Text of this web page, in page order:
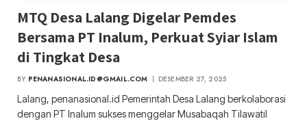
MTQ Desa Lalang Digelar Pemdes
Bersama PT Inalum, Perkuat Syiar Islam
di Tingkat Desa
BY PENANASIONAL.ID@GMAIL.COM DESEMBER 27, 2025
Lalang, penanasional.id Pemerintah Desa Lalang berkolaborasi
dengan PT Inalum sukses menggelar Musabaqah Tilawatil